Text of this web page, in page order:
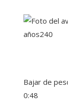
años240
Bajar de
0:48